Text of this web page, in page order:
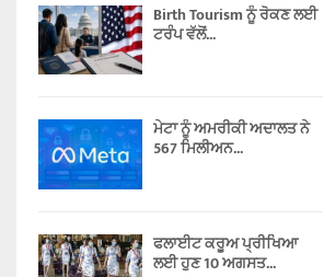
Birth Tourism ਨੂੰ ਰੋਕਣ ਲਈ
ਟਰੰਪ ਵੱਲੋਂ...
ਮੇਟਾ ਨੂੰ ਅਮਰੀਕੀ ਅਦਾਲਤ ਨੇ
567 ਮਿਲੀਅਨ...
ਫਲਾਈਟ ਕਰੂਅ ਪ੍ਰੀਖਿਆ
ਲਈ ਹੁਣ 10 ਅਗਸਤ...